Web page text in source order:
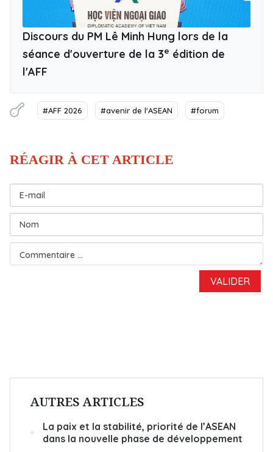
Discours du PM Lê Minh Hung lors de la
séance d'ouverture de la 3e édition de
l'AFF
#AFF 2026 #avenir de l'ASEAN #forum
AUTRES ARTICLES
La paix et la stabilité, priorité de l’ASEAN
dans la nouvelle phase de développement